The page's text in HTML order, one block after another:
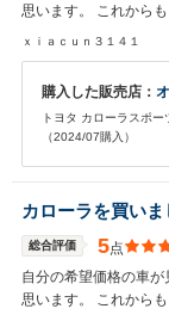
思います。 これから
ｘｉａｃｕｎ３１４１
購入した販売店：
トヨタ カローラスポー
（2024/07購入）
カローラを買いま
総合評価 5点
自分の希望価格の車
思います。 これから